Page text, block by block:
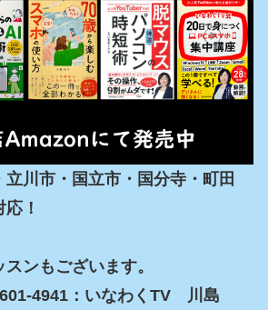
川市・国立市・国分寺・町田
！
ンもございます。
4941：いなわくTV　川島